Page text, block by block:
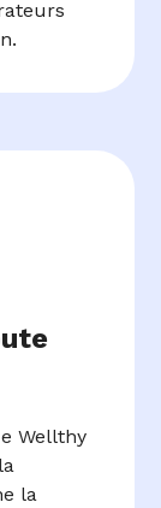
Wellthy
la